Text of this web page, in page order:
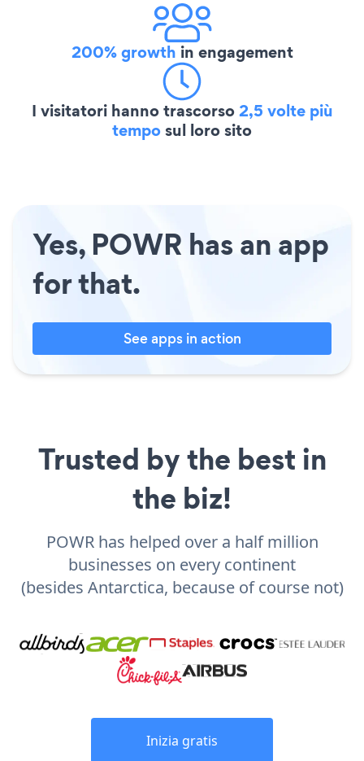
200% growth in engagement
I visitatori hanno trascorso2,5 volte più
temposul loro sito
Yes, POWR has an app
for that.
See apps in action
Trusted by the best in
the biz!
POWR has helped over a half million
businesses on every continent
(besides Antarctica, because of course not)
Inizia gratis